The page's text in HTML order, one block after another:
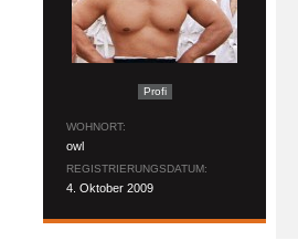
Profi
WOHNORT
owl
REGISTRIERUNGSDATUM
4. Oktober 2009